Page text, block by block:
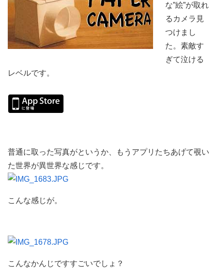
な”絵”が取れ
るカメラ見
つけまし
た。素敵す
ぎて泣ける
レベルです。
普通に取った写真がというか、もうアプリたちあげて覗い
た世界が異世界な感じです。
こんな感じが。
こんなかんじですすごいでしょ？